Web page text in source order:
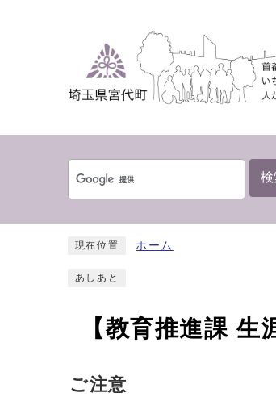
検
現在位置 ホーム
あしあと
【教育推進課
ご注意